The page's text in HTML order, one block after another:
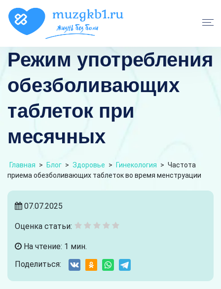
Режим употребления
обезболивающих
таблеток при
месячных
Главная > Блог > Здоровье > Гинекология > Частота
приема обезболивающих таблеток во время менструации
07.07.2025
Оценка статьи:
На чтение: 1 мин.
Поделиться: